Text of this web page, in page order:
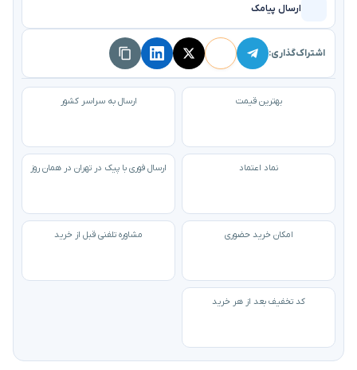
ارسال پیامک
اشتراک‌گذاری:
بهترین قیمت ارسال به سراسر کشور
نماد اعتماد ارسال فوری با پیک در تهران در همان روز
امکان خرید حضوری مشاوره تلفنی قبل از خرید
کد تخفیف بعد از هر خرید